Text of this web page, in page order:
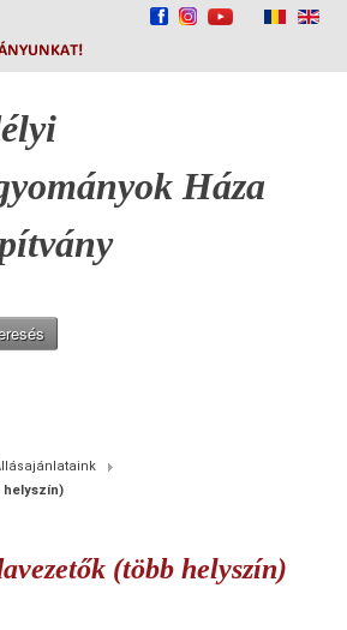
Háza
helyszín)
(több helyszín)